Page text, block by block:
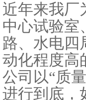
近年来我厂
中心试验室
路、水电四
动化程度高
公司以“质
进行到底，